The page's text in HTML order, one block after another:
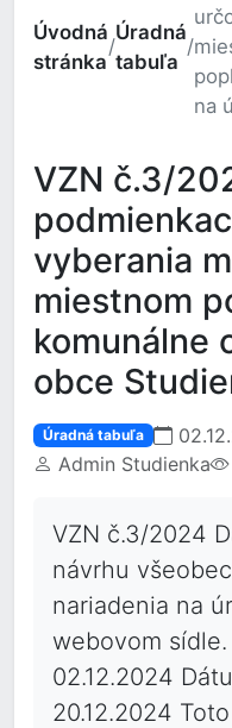
Úvodná
stránka
/
Úradná
tabuľa
/
na
VZN č.3/
vyberania
miestnom
komunálne
obce
Úradná tabuľa
Admin Studienka
VZN č.3/2024
návrhu
nariadenia na
webovom
02.12.2024
20.12.2024